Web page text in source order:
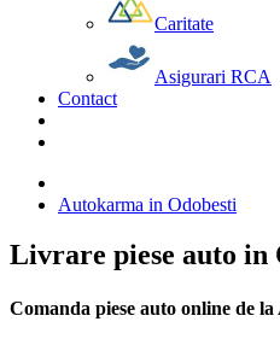
Caritate
Asigurari RCA
Contact
Autokarma in Odobesti
Livrare piese auto in
Comanda piese auto online de